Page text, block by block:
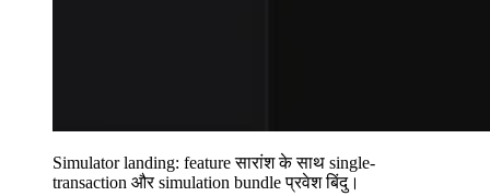
Simulator landing: feature सारांश के साथ single-
transaction और simulation bundle प्रवेश बिंदु।